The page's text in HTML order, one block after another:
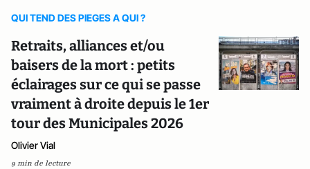
QUI TEND DES PIEGES A QUI ?
Retraits, alliances et/ou
baisers de la mort : petits
éclairages sur ce qui se passe
vraiment à droite depuis le 1er
tour des Municipales 2026
Olivier Vial
9 min de lecture